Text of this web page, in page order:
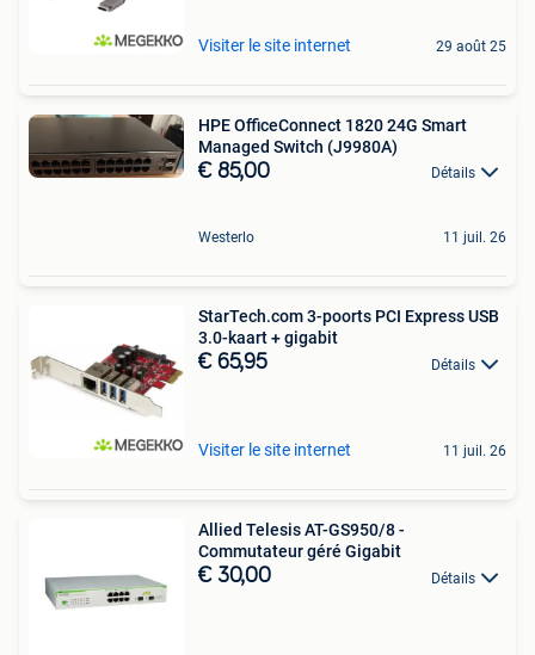
Visiter le site internet 29 août 25
HPE OfficeConnect 1820 24G Smart
Managed Switch (J9980A)
€ 85,00 Détails
Westerlo 11 juil. 26
StarTech.com 3-poorts PCI Express USB
3.0-kaart + gigabit
€ 65,95 Détails
Visiter le site internet 11 juil. 26
Allied Telesis AT-GS950/8 -
Commutateur géré Gigabit
€ 30,00 Détails